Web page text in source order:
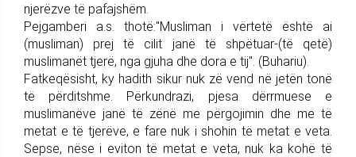
njerëzve të pafajshëm.
Pejgamberi a.s. thotë:"Musliman i vërtetë është ai
(musliman) prej të cilit janë të shpëtuar-(të qetë)
muslimanët tjerë, nga gjuha dhe dora e tij". (Buhariu).
Fatkeqësisht, ky hadith sikur nuk zë vend në jetën tonë
të përditshme. Përkundrazi, pjesa dërrmuese e
muslimanëve janë të zënë me përgojimin dhe me të
metat e të tjerëve, e fare nuk i shohin të metat e veta.
Sepse, nëse i eviton të metat e veta, nuk ka kohë të